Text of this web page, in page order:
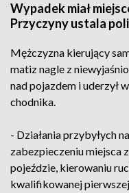
Wypadek miał
Przyczyny ustala
Mężczyzna kierujący
matiz nagle z
nad pojazdem i uderzył
chodnika.
- Działania przybyłych
zabezpieczeniu miejsca
pojeździe, kierowaniu
kwalifikowanej